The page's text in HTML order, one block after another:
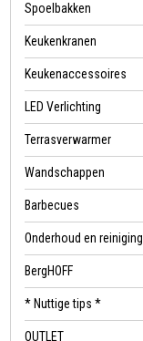
Spoelbakken
Keukenkranen
Keukenaccessoires
LED Verlichting
Terrasverwarmer
Wandschappen
Barbecues
Onderhoud en reiniging
BergHOFF
* Nuttige tips *
OUTLET